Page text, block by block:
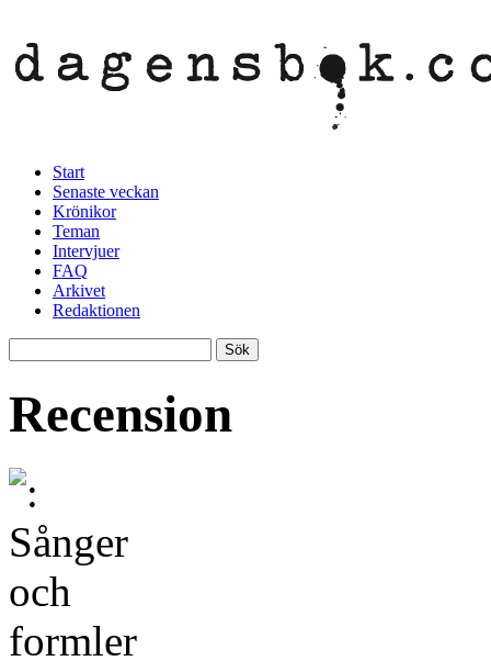
Start
Senaste veckan
Krönikor
Teman
Intervjuer
FAQ
Arkivet
Redaktionen
Recension